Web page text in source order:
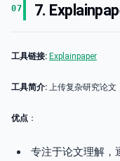
07 7.
工具链接: Explainpaper
工具简介: 上传复杂研究论
优点 ：
专注于论文理解，